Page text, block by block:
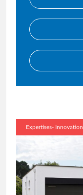
Expertises- Innovation